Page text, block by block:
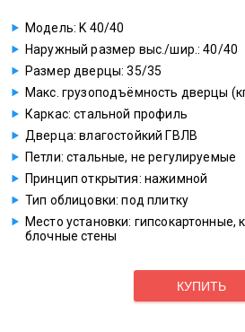
Модель: K 40/40
Наружный размер выс./шир.: 40/40
Размер дверцы: 35/35
Макс. грузоподъёмность дверцы
Каркас: стальной профиль
Дверца: влагостойкий ГВЛВ
Петли: стальные, не регулируемые
Принцип открытия: нажимной
Тип облицовки: под плитку
Место установки: гипсокартонные,
блочные стены
КУПИТЬ